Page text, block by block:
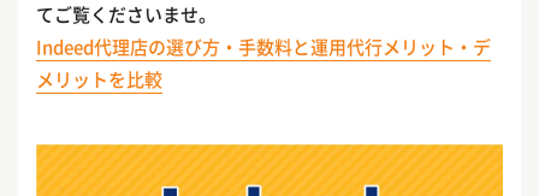
てご覧くださいませ。
Indeed代理店の選び方・手数料と運用代行メリット・デ
メリットを比較